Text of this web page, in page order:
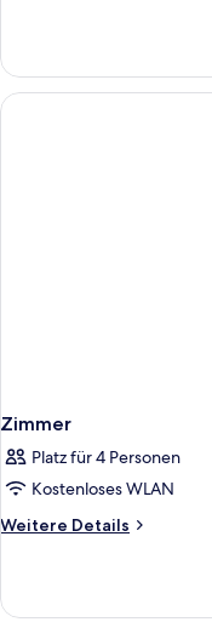
Zimmer
Platz für 4 Personen
Kostenloses WLAN
Weitere Details
Weitere